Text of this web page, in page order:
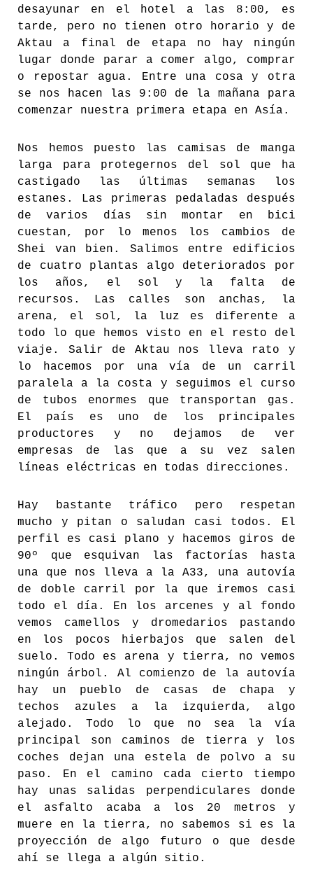
desayunar en el hotel a las 8:00, es
tarde, pero no tienen otro horario y de
Aktau a final de etapa no hay ningún
lugar donde parar a comer algo, comprar
o repostar agua. Entre una cosa y otra
se nos hacen las 9:00 de la mañana para
comenzar nuestra primera etapa en Asía.
Nos hemos puesto las camisas de manga
larga para protegernos del sol que ha
castigado las últimas semanas los
estanes. Las primeras pedaladas después
de varios días sin montar en bici
cuestan, por lo menos los cambios de
Shei van bien. Salimos entre edificios
de cuatro plantas algo deteriorados por
los años, el sol y la falta de
recursos. Las calles son anchas, la
arena, el sol, la luz es diferente a
todo lo que hemos visto en el resto del
viaje. Salir de Aktau nos lleva rato y
lo hacemos por una vía de un carril
paralela a la costa y seguimos el curso
de tubos enormes que transportan gas.
El país es uno de los principales
productores y no dejamos de ver
empresas de las que a su vez salen
líneas eléctricas en todas direcciones.
Hay bastante tráfico pero respetan
mucho y pitan o saludan casi todos. El
perfil es casi plano y hacemos giros de
90º que esquivan las factorías hasta
una que nos lleva a la A33, una autovía
de doble carril por la que iremos casi
todo el día. En los arcenes y al fondo
vemos camellos y dromedarios pastando
en los pocos hierbajos que salen del
suelo. Todo es arena y tierra, no vemos
ningún árbol. Al comienzo de la autovía
hay un pueblo de casas de chapa y
techos azules a la izquierda, algo
alejado. Todo lo que no sea la vía
principal son caminos de tierra y los
coches dejan una estela de polvo a su
paso. En el camino cada cierto tiempo
hay unas salidas perpendiculares donde
el asfalto acaba a los 20 metros y
muere en la tierra, no sabemos si es la
proyección de algo futuro o que desde
ahí se llega a algún sitio.